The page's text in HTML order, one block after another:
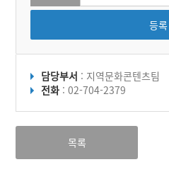
등록
담당부서 : 지역문화콘텐츠팀
전화 : 02-704-2379
목록